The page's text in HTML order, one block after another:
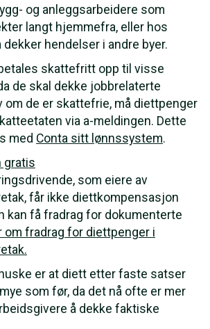
og anleggsarbeidere som
langt hjemmefra, eller hos
hendelser i andre byer.
skattefritt opp til visse
de skal dekke jobbrelaterte
om de er skattefrie, må diettpenger
via a-meldingen. Dette
med Conta sitt lønnssystem.
gratis
som eiere av
får ikke diettkompensasjon
kan få fradrag for dokumenterte
om fradrag for diettpenger i
er at diett etter faste satser
som før, da det nå ofte er mer
å dekke faktiske